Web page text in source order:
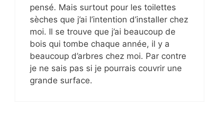
pensé. Mais surtout pour les toilettes
sèches que j’ai l’intention d’installer chez
moi. Il se trouve que j’ai beaucoup de
bois qui tombe chaque année, il y a
beaucoup d’arbres chez moi. Par contre
je ne sais pas si je pourrais couvrir une
grande surface.